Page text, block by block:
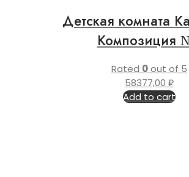
Детская комната
Композиция
Rated 0out of 5
58377,00 ₽
Add to cart